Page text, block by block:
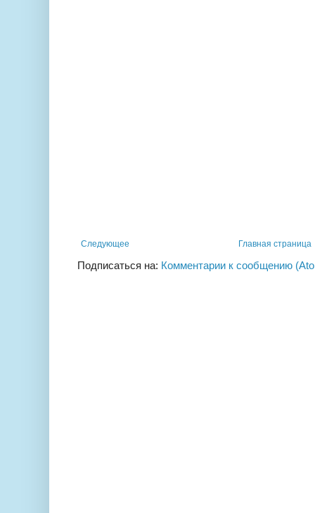
Следующее Главная страница
Подписаться на: Комментарии к сообщению